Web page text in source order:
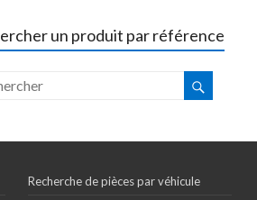
un produit par référence
Recherche de pièces par véhicule